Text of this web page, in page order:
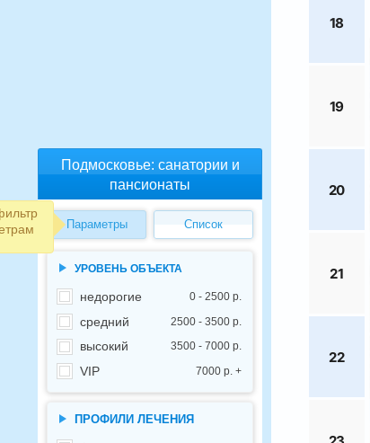
Подмосковье: санатории и
пансионаты
Параметры Список
УРОВЕНЬ ОБЪЕКТА
недорогие 0 - 2500 р.
средний 2500 - 3500 р.
высокий 3500 - 7000 р.
VIP 7000 р. +
ПРОФИЛИ ЛЕЧЕНИЯ
18
19
20
21
22